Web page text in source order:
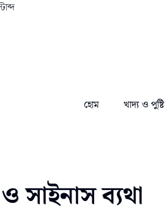
হোম খাদ্য ও পুষ্টি
সাইনাস ব্যথা